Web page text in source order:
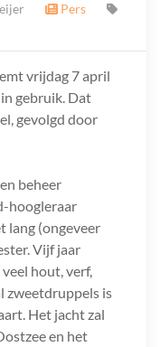
Pers
vrijdag 7 april
gebruik. Dat
gevolgd door
beheer
hoogleraar
lang (ongeveer
Vijf jaar
hout, verf,
zweetdruppels is
Het jacht zal
en het